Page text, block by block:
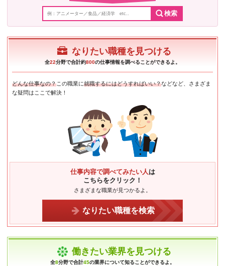
なりたい職種を見つける
全22分野で合計約800の仕事情報を調べることができるよ。
どんな仕事なの？この職業に就職するにはどうすればいい？などなど、さまざま
な疑問はここで解決！
仕事内容で調べてみたい人は
こちらをクリック！
さまざまな職業が見つかるよ。
なりたい職種を検索
働きたい業界を見つける
全8分野で合計45の業界について知ることができるよ。